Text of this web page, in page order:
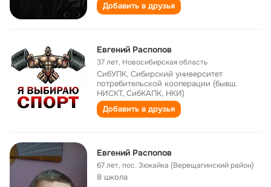
Добавить в друзья
Евгений Распопов
37 лет, Новосибирская область
СибУПК, Сибирский университет
потребительской кооперации (бывш.
НИСКТ, СибКАПК, НКИ)
Добавить в друзья
Евгений Распопов
67 лет,пос. Зюкайка (Верещагинский район)
8 школа